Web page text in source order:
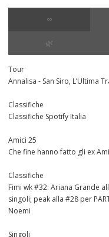
∞
🌿
Tour
Annalisa - San Siro, L’Ultima
Classifiche
Classifiche Spotify Italia
Amici 25
Che fine hanno fatto gli ex
Classifiche
Fimi wk #32: Ariana Grande
singoli; peak alla #28 per
Noemi
Singoli